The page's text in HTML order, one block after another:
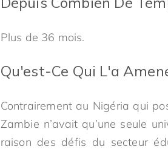
Plus de 36 mois.
Qu'est-Ce Qui L'a
Contrairement au Nigéria qui
Zambie n’avait qu’une seule
raison des défis du secteur